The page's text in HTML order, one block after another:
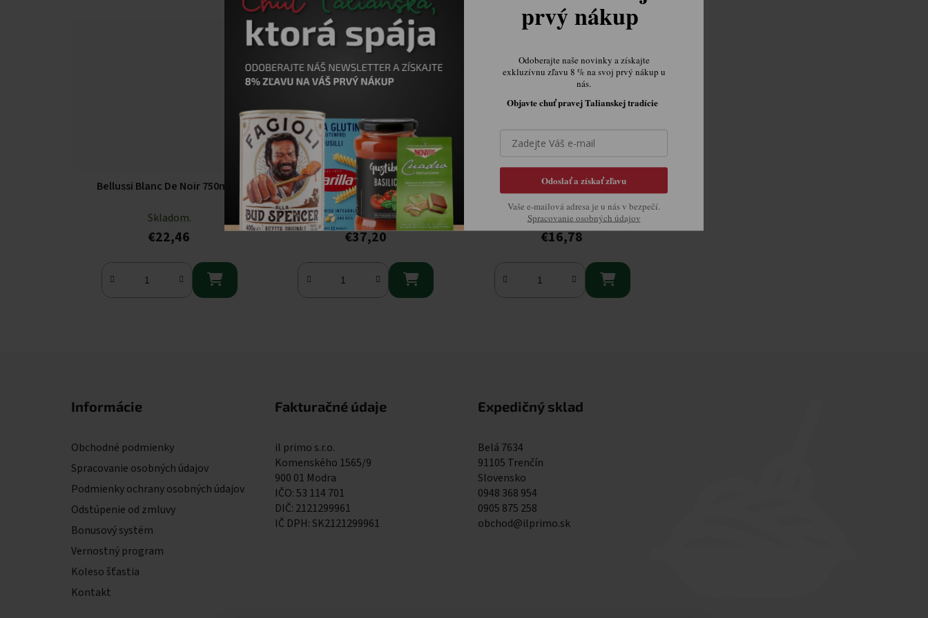
Bellussi Blanc De Noir 750ml
Skladom.
€22,46

Bellussi Blanc De Noir 1,5l
Skladom.
€37,20

Bellussi Prosecco Superiore
Valdobbiadene Dry 750ml
Skladom.
€16,78

Informácie
Obchodné podmienky
Spracovanie osobných údajov
Podmienky ochrany osobných údajov
Odstúpenie od zmluvy
Bonusový systém
Vernostný program
Koleso šťastia
Kontakt
Fakturačné údaje
il primo s.r.o.
Komenského 1565/9
900 01 Modra
IČO: 53 114 701
DIČ: 2121299961
IČ DPH: SK2121299961
Expedičný sklad
Belá 7634
91105 Trenčín
Slovensko
0948 368 954
0905 875 258
obchod@ilprimo.sk
prvý nákup
Odoberajte naše novinky a získajte
exkluzívnu zľavu 8 % na svoj prvý nákup u
nás.
Objavte chuť pravej Talianskej tradície
Odoslať a získať zľavu
Vaše e-mailová adresa je u nás v bezpečí.
Spracovanie osobných údajov